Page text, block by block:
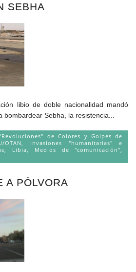
SEBHA
libio de doble nacionalidad mandó
Sebha, la resistencia...
de Colores y Golpes de
OTAN
Invasiones "humanitarias" e
Libia Medios de "comunicación"
A PÓLVORA